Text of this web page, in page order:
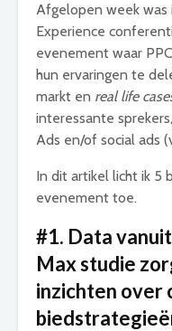
Afgelopen week was
Experience
evenement waar
hun ervaringen te
markt en real life
interessante
Ads en/of social ads
In dit artikel licht ik 5
evenement toe.
#1. Data
Max studie
inzichten over